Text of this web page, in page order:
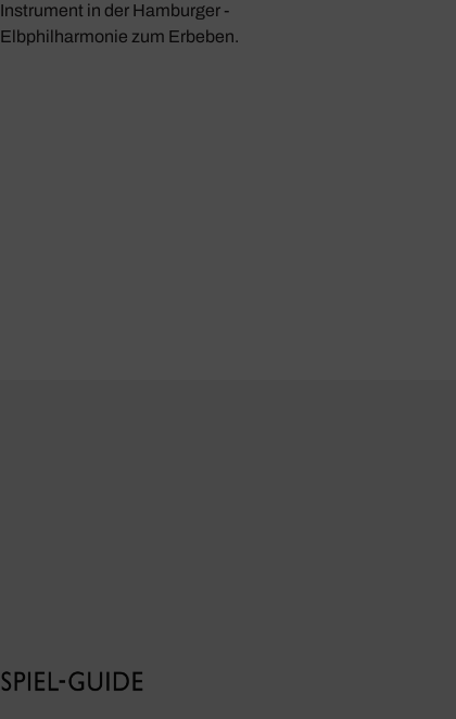
Instrument in der Hamburger ­
Elbphilharmonie zum Erbeben.